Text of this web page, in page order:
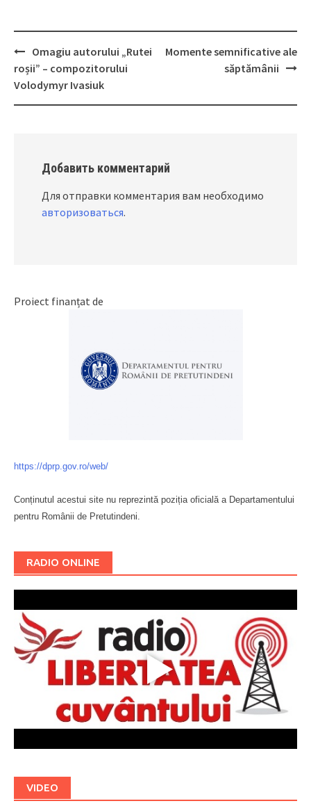
Post
navigation
Omagiu autorului „Rutei
roșii” – compozitorului
Volodymyr Ivasiuk
Momente semnificative ale
săptămânii
Добавить комментарий
Для отправки комментария вам необходимо
авторизоваться.
Proiect finanțat de
https://dprp.gov.ro/web/
Conținutul acestui site nu reprezintă poziția oficială a Departamentului
pentru Românii de Pretutindeni.
RADIO ONLINE
VIDEO